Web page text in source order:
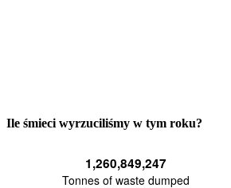
Ile śmieci wyrzuciliśmy w tym roku?